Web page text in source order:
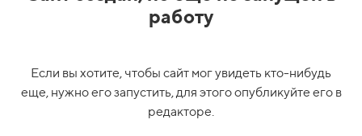
работу
Если вы хотите, чтобы сайт мог увидеть кто-нибудь
еще, нужно его запустить, для этого опубликуйте его в
редакторе.